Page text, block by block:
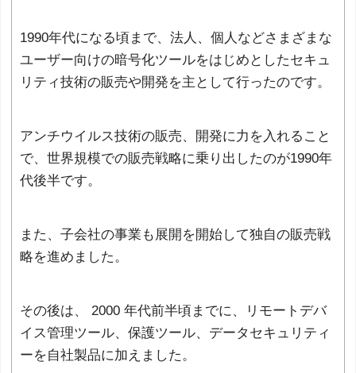
1990年代になる頃まで、法人、個人などさまざまな
ユーザー向けの暗号化ツールをはじめとしたセキュ
リティ技術の販売や開発を主として行ったのです。
アンチウイルス技術の販売、開発に力を入れること
で、世界規模での販売戦略に乗り出したのが1990年
代後半です。
また、子会社の事業も展開を開始して独自の販売戦
略を進めました。
その後は、 2000 年代前半頃までに、リモートデバ
イス管理ツール、保護ツール、データセキュリティ
ーを自社製品に加えました。